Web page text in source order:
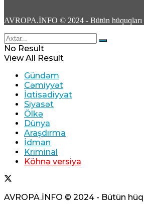
TASS: Ukrayna Silahlı
robot sistemləri Xarkov
yığılır
09 Avqust 2026 / 10:07
Məhəmməd Bağet Zülqədr:
blokadasını ləğv etməli və
ətrafından çıxarmalidir”
09 Avqust 2026 / 9:59
4
AVROPA.İNFO © 2024 - Bütün hüquqları
No Result
View All Result
Gündəm
Cəmiyyət
İqtisadiyyat
Siyasət
Ölkə
Dünya
Araşdırma
İdman
Kriminal
Köhnə versiya
AVROPA.İNFO © 2024 - Bütün